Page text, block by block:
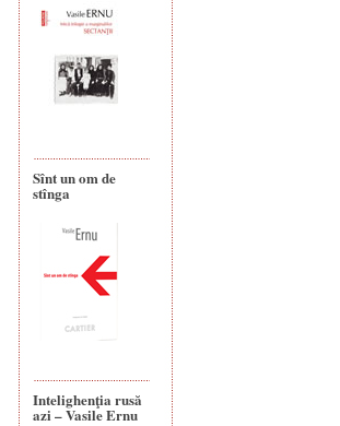
Sînt un om de
stînga
Intelighenţia rusă
azi – Vasile Ernu